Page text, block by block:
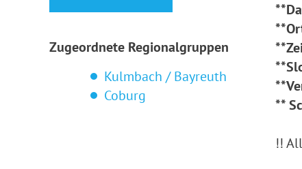
Zugeordnete Regionalgruppen
Kulmbach / Bayreuth
Coburg
**
!!